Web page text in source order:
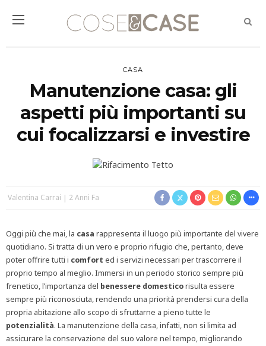
CASA
Manutenzione casa: gli
aspetti più importanti su
cui focalizzarsi e investire
Valentina Carrai 2 Anni Fa
Oggi più che mai, la casa rappresenta il luogo più importante del vivere
quotidiano. Si tratta di un vero e proprio rifugio che, pertanto, deve
poter offrire tutti i comfort ed i servizi necessari per trascorrere il
proprio tempo al meglio. Immersi in un periodo storico sempre più
frenetico, l’importanza del benessere domesticorisulta essere
sempre più riconosciuta, rendendo una priorità prendersi cura della
propria abitazione allo scopo di sfruttarne a pieno tutte le
potenzialità. La manutenzione della casa, infatti, non si limita ad
assicurare la conservazione del suo valore nel tempo, migliorando